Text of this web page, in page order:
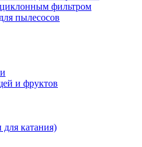
фильтром
пылесосов
и фруктов
катания)